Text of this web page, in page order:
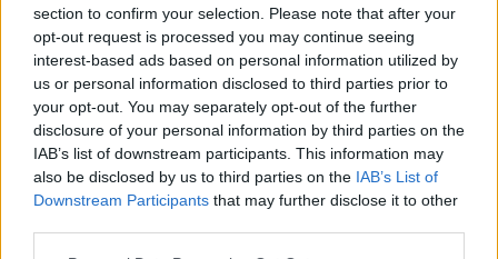
section to confirm your selection. Please note that after your
opt-out request is processed you may continue seeing
interest-based ads based on personal information utilized by
us or personal information disclosed to third parties prior to
your opt-out. You may separately opt-out of the further
disclosure of your personal information by third parties on the
IAB’s list of downstream participants. This information may
also be disclosed by us to third parties on the IAB’s List of
Downstream Participants that may further disclose it to other
Atendimento E Relação Cliente
Comunicação
Cultura
Desenvolvimento
Desenvolvimento De Competências
Entrevista